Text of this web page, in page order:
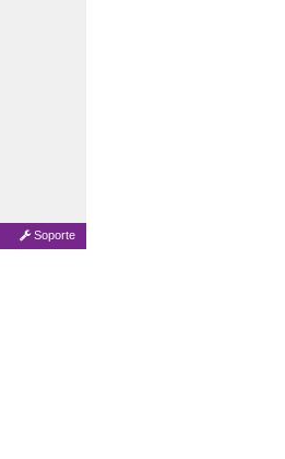
Soporte